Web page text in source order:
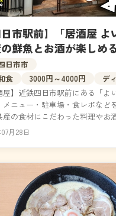
日市駅前】「居酒屋
鮮魚とお酒が楽しめ
ュー・駐車場）
日市市
食
3000円～4000円
デ
屋】近鉄四日市駅前にある「よ
メニュー・駐車場・食レポなど
産の食材にこだわった料理やお
るお店。紀伊長島港から直送さ
月28日